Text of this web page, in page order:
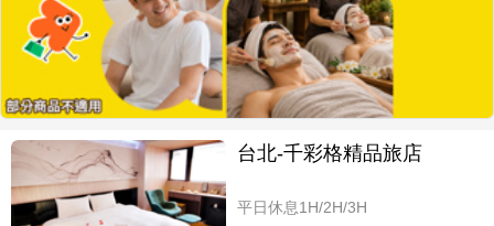
台北-千彩格精品旅店
平日休息1H/2H/3H